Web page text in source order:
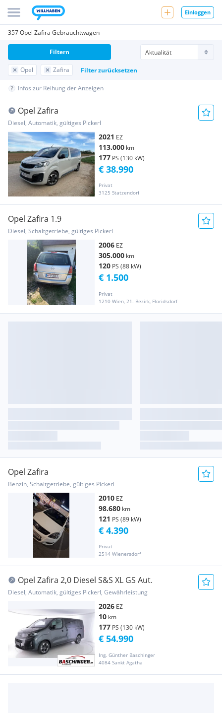
Einloggen
357 Opel Zafira Gebrauchtwagen
Opel Zafira Filter zurücksetzen
Filtern
Infos zur Reihung der Anzeigen
Opel Zafira
Diesel, Automatik, gültiges Pickerl
2021 EZ
113.000 km
177 PS (130 kW)
Privat
3125 Statzendorf
€ 38.990
Opel Zafira 1.9
Diesel, Schaltgetriebe, gültiges Pickerl
2006 EZ
305.000 km
120 PS (88 kW)
Privat
1210 Wien, 21. Bezirk, Floridsdorf
€ 1.500
Opel Zafira
Benzin, Schaltgetriebe, gültiges Pickerl
2010 EZ
98.680 km
121 PS (89 kW)
Privat
2514 Wienersdorf
€ 4.390
Opel Zafira 2,0 Diesel S&S XL GS Aut.
Diesel, Automatik, gültiges Pickerl, Gewährleistung
2026 EZ
10 km
177 PS (130 kW)
Ing. Günther Baschinger
4084 Sankt Agatha
€ 54.990